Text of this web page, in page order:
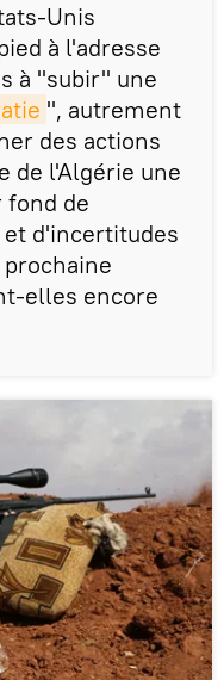
Unis
à l'adresse
à "subir" une
", autrement
des actions
de l'Algérie une
fond de
d'incertitudes
elles encore